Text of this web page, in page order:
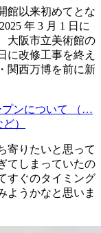
館以来初めてとな
年 3 月 1 日に
大阪市立美術館の
に改修工事を終え
関西万博を前に新
プンについて （…
）
寄りたいと思って
てしまっていたの
すぐのタイミング
ようかなと思いま